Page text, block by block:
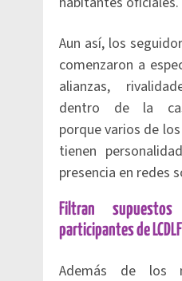
Aun así, los
comenzaron a
alianzas,
dentro de la
porque varios de los
tienen
presencia en redes
Filtran
participantes de
Además de los